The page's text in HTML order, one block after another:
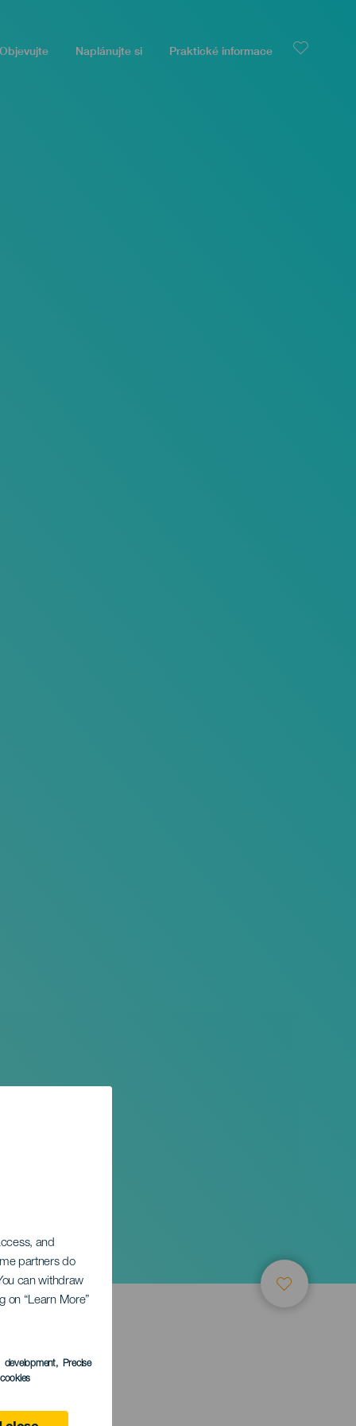
and
partners do
can withdraw
on “Learn More”
development, Precise
Naplánujte si Praktické informace